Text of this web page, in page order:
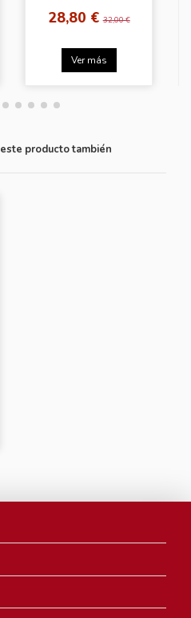
28,80 €32,00 €
Ver más
producto también